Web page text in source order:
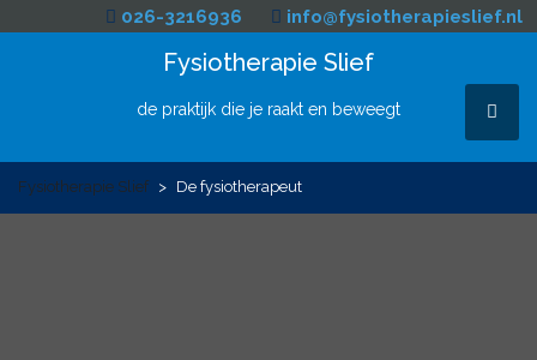
to
026-3216936 info@fysiotherapieslief.nl
Fysiotherapie Slief
de praktijk die je raakt en beweegt
Fysiotherapie Slief > De fysiotherapeut